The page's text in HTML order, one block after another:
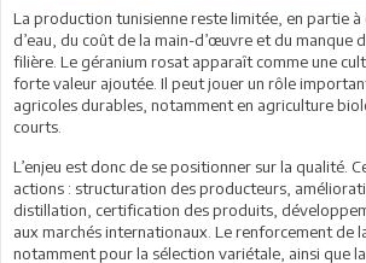
La production tunisienne reste limitée, en partie à
d’eau, du coût de la main-d’œuvre et du manque
filière. Le géranium rosat apparaît comme une
forte valeur ajoutée. Il peut jouer un rôle
agricoles durables, notamment en agriculture
courts.
L’enjeu est donc de se positionner sur la qualité.
actions : structuration des producteurs,
distillation, certification des produits,
aux marchés internationaux. Le renforcement de
notamment pour la sélection variétale, ainsi que